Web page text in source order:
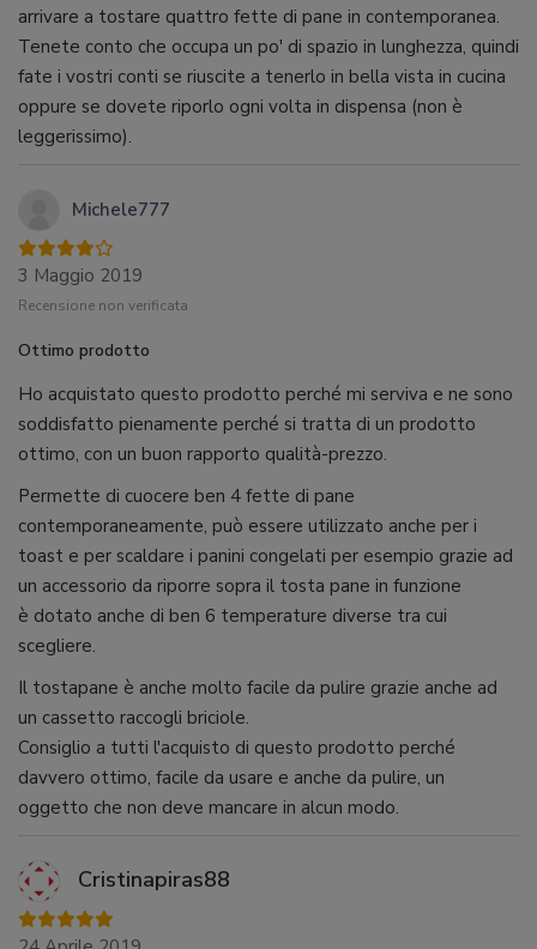
arrivare a tostare quattro fette di pane in contemporanea.
Tenete conto che occupa un po' di spazio in lunghezza, quindi
fate i vostri conti se riuscite a tenerlo in bella vista in cucina
oppure se dovete riporlo ogni volta in dispensa (non è
leggerissimo).
Michele777
3 Maggio 2019
Recensione non verificata
Ottimo prodotto
Ho acquistato questo prodotto perché mi serviva e ne sono
soddisfatto pienamente perché si tratta di un prodotto
ottimo, con un buon rapporto qualità-prezzo.
Permette di cuocere ben 4 fette di pane
contemporaneamente, può essere utilizzato anche per i
toast e per scaldare i panini congelati per esempio grazie ad
un accessorio da riporre sopra il tosta pane in funzione
è dotato anche di ben 6 temperature diverse tra cui
scegliere.
Il tostapane è anche molto facile da pulire grazie anche ad
un cassetto raccogli briciole.
Consiglio a tutti l'acquisto di questo prodotto perché
davvero ottimo, facile da usare e anche da pulire, un
oggetto che non deve mancare in alcun modo.
Cristinapiras88